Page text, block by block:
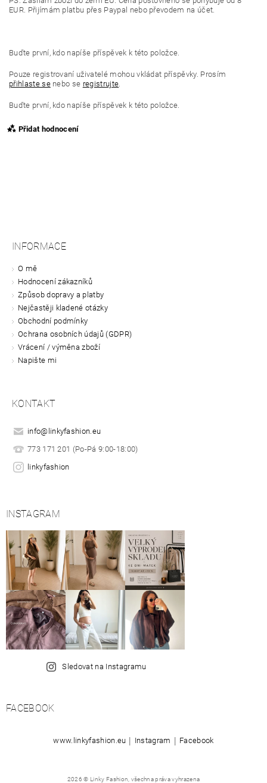
EUR. Přijímám platbu přes Paypal nebo převodem na účet.
Buďte první, kdo napíše příspěvek k této položce.
Pouze registrovaní uživatelé mohou vkládat příspěvky. Prosím
přihlaste senebo se registrujte.
Buďte první, kdo napíše příspěvek k této položce.
Přidat hodnocení
INFORMACE
O mě
Hodnocení zákazníků
Způsob dopravy a platby
Nejčastěji kladené otázky
Obchodní podmínky
Ochrana osobních údajů (GDPR)
Vrácení / výměna zboží
Napište mi
KONTAKT
info@ linkyfashion.eu
773 171 201 (Po-Pá 9:00-18:00)
linkyfashion
INSTAGRAM
Sledovat na Instagramu
FACEBOOK
www.linkyfashion.eu | Instagram | Facebook
2026 © Linky Fashion, všechna práva vyhrazena